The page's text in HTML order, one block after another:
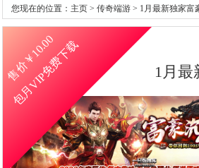
您现在的位置： 主页 > 传奇端游 > 1月最新独家富
售价￥
10.00
包月VIP免费下载 1月最